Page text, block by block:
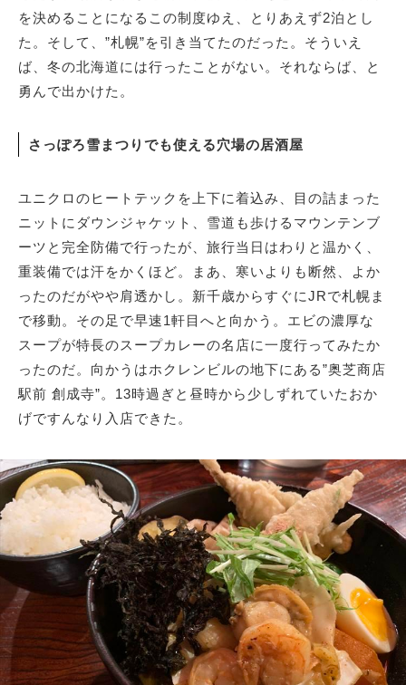
を決めることになるこの制度ゆえ、とりあえず2泊とし
た。そして、”札幌”を引き当てたのだった。そういえ
ば、冬の北海道には行ったことがない。それならば、と
勇んで出かけた。
さっぽろ雪まつりでも使える穴場の居酒屋
ユニクロのヒートテックを上下に着込み、目の詰まった
ニットにダウンジャケット、雪道も歩けるマウンテンブ
ーツと完全防備で行ったが、旅行当日はわりと温かく、
重装備では汗をかくほど。まあ、寒いよりも断然、よか
ったのだがやや肩透かし。新千歳からすぐにJRで札幌ま
で移動。その足で早速1軒目へと向かう。エビの濃厚な
スープが特長のスープカレーの名店に一度行ってみたか
ったのだ。向かうはホクレンビルの地下にある”奥芝商店
駅前 創成寺”。13時過ぎと昼時から少しずれていたおか
げですんなり入店できた。